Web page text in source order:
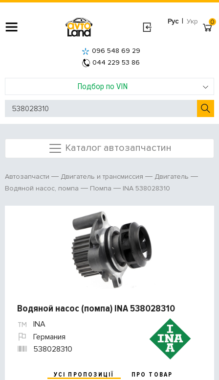
Рус | Укр
Подбор по VIN
096 548 69 29
044 229 53 86
0
Каталог автозапчастин
Автозапчасти Двигатель и трансмиссия
Двигатель
Водяной насос, помпа
Помпа INA 538028310
Водяной насос (помпа) INA 538028310
INA
Германия
538028310
УСІ ПРОПОЗИЦІЇ
ПРО ТОВАР